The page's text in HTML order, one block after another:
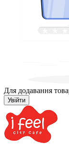
Для додавання
Увійти